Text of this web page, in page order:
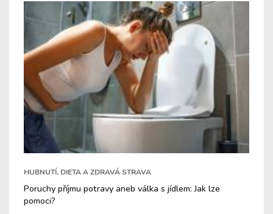
HUBNUTÍ, DIETA A ZDRAVÁ STRAVA
Poruchy příjmu potravy aneb válka s jídlem: Jak lze
pomoci?